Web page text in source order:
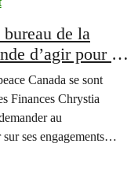
bureau de la
d’agir pour le
Canada se sont
Finances Chrystia
au
ses engagements
canadiennes dans